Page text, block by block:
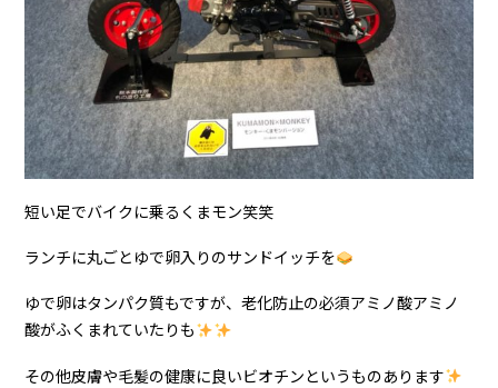
短い足でバイクに乗るくまモン笑笑
ランチに丸ごとゆで卵入りのサンドイッチを
ゆで卵はタンパク質もですが、老化防止の必須アミノ酸アミノ
酸がふくまれていたりも
その他皮膚や毛髪の健康に良いビオチンというものあります